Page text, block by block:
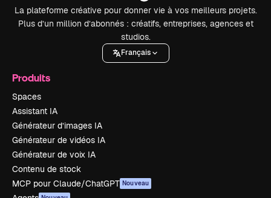
La plateforme créative pour donner vie à vos meilleurs projets.
Plus d’un million d’abonnés : créatifs, entreprises, agences et
studios.
Français
Produits
Spaces
Assistant IA
Générateur d’images IA
Générateur de vidéos IA
Générateur de voix IA
Contenu de stock
MCP pour Claude/ChatGPT Nouveau